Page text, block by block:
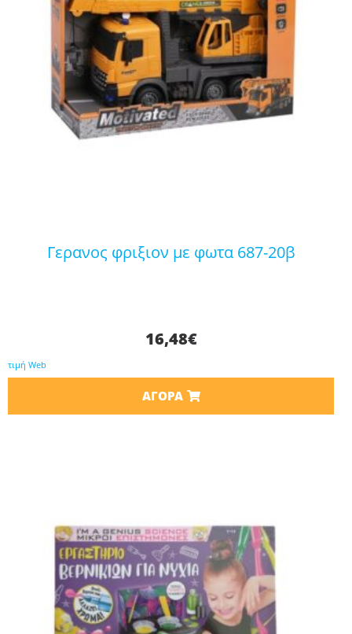
γερανος φριξιον με φωτα 687-20β
16,48€
τιμή Web
ΑΓΟΡΆ